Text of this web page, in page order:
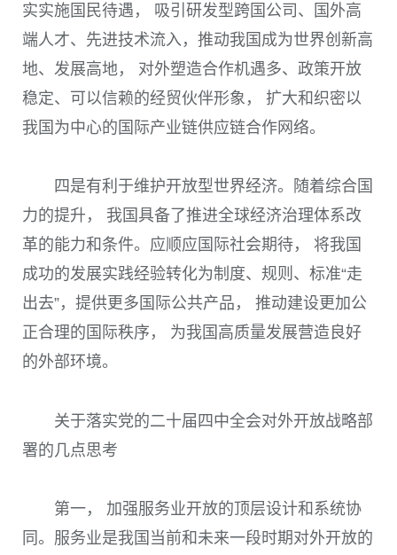
实实施国民待遇， 吸引研发型跨国公司、国外高
端人才、先进技术流入，推动我国成为世界创新高
地、发展高地， 对外塑造合作机遇多、政策开放
稳定、可以信赖的经贸伙伴形象， 扩大和织密以
我国为中心的国际产业链供应链合作网络。
四是有利于维护开放型世界经济。随着综合国
力的提升， 我国具备了推进全球经济治理体系改
革的能力和条件。应顺应国际社会期待， 将我国
成功的发展实践经验转化为制度、规则、标准“走
出去”，提供更多国际公共产品， 推动建设更加公
正合理的国际秩序， 为我国高质量发展营造良好
的外部环境。
关于落实党的二十届四中全会对外开放战略部
署的几点思考
第一， 加强服务业开放的顶层设计和系统协
同。服务业是我国当前和未来一段时期对外开放的